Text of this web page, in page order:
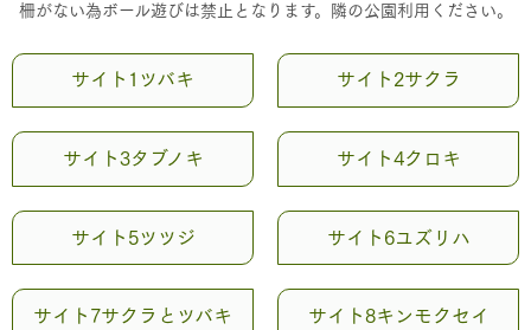
柵がない為ボール遊びは禁止となります。隣の公園利用ください。
サイト1ツバキ サイト2サクラ
サイト3タブノキ サイト4クロキ
サイト5ツツジ サイト6ユズリハ
サイト7サクラとツバキ サイト8キンモクセイ